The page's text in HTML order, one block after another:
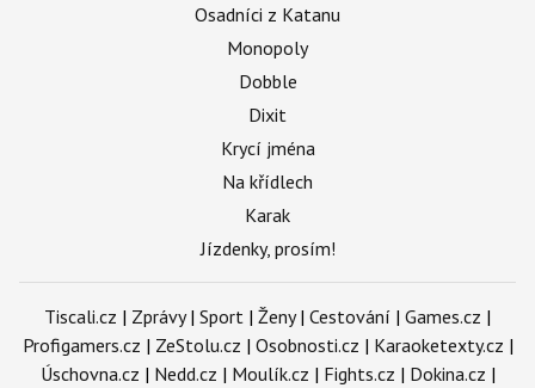
Osadníci z Katanu
Monopoly
Dobble
Dixit
Krycí jména
Na křídlech
Karak
Jízdenky, prosím!
Tiscali.cz | Zprávy| Sport | Ženy| Cestování | Games.cz |
Profigamers.cz | ZeStolu.cz | Osobnosti.cz | Karaoketexty.cz |
Úschovna.cz | Nedd.cz | Moulík.cz | Fights.cz | Dokina.cz |